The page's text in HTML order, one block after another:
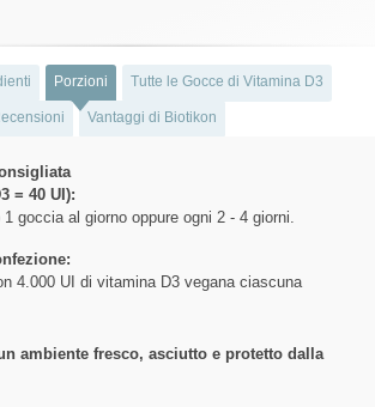
Porzioni Tutte le Gocce di Vitamina D3
Vantaggi di Biotikon
= 40 UI):
goccia al giorno oppure ogni 2 - 4 giorni.
4.000 UI di vitamina D3 vegana ciascuna
ambiente fresco, asciutto e protetto dalla